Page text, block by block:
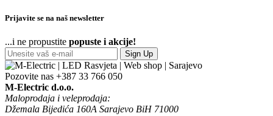
Prijavite se na naš newsletter
...i ne propustite popuste i akcije!
Sign Up
Pozovite nas +387 33 766 050
M-Electric d.o.o.
Maloprodaja i veleprodaja:
Džemala Bijedića 160A Sarajevo BiH 71000